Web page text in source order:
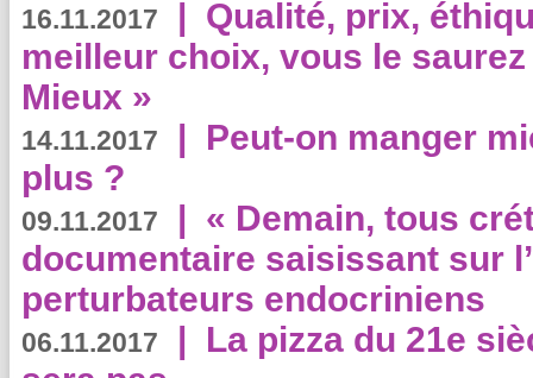
16.11.2017 | Qualité, prix,
meilleur choix, vous le
Mieux »
14.11.2017 | Peut-on manger
plus ?
09.11.2017 | « Demain, tous
documentaire saisissant sur
perturbateurs endocriniens
06.11.2017 | La pizza du 21e